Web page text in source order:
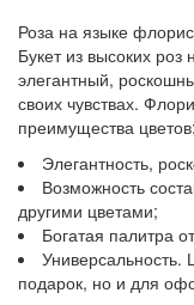
Роза на языке
Букет из высоких
элегантный,
своих чувствах.
преимущества цветов:
Элегантность,
Возможность
другими цветами;
Богатая палитра
Универсальность.
подарок, но и для